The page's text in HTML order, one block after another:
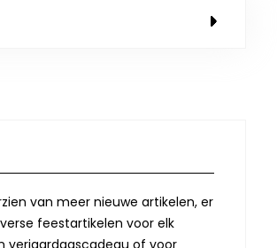
van meer nieuwe artikelen, er
feestartikelen voor elk
verjaardagscadeau of voor